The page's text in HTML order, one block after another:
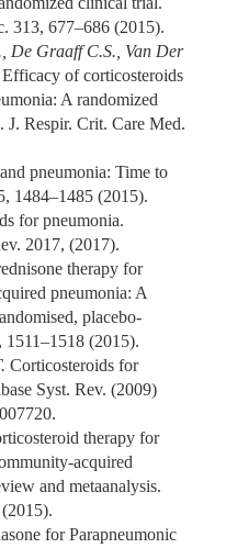
313, 677–686 (2015).
De Graaff C.S., Van Der
Efficacy of corticosteroids
A randomized
Respir. Crit. Care Med.
pneumonia: Time to
1484–1485 (2015).
for pneumonia.
2017, (2017).
therapy for
pneumonia: A
placebo-
(2015).
Corticosteroids for
Syst. Rev. (2009)
therapy for
acquired
and metaanalysis.
for Parapneumonic